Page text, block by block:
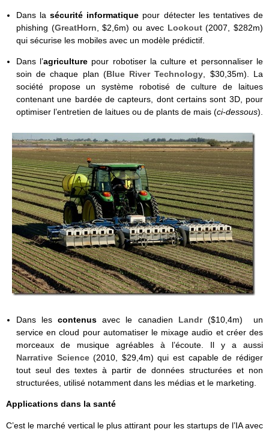
Dans lasécurité informatique pour détecter les tentatives de
phishing (GreatHorn , $2,6m) ou avec Lookout(2007, $282m)
qui sécurise les mobiles avec un modèle prédictif.
Dans l’agriculture pour robotiser la culture et personnaliser le
soin de chaque plan (Blue River Technology, $30,35m). La
société propose un système robotisé de culture de laitues
contenant une bardée de capteurs, dont certains sont 3D, pour
optimiser l’entretien de laitues ou de plants de mais (ci-dessous).
Dans lescontenus avec le canadien Landr($10,4m) un
service en cloud pour automatiser le mixage audio et créer des
morceaux de musique agréables à l’écoute. Il y a aussi
Narrative Science(2010, $29,4m) qui est capable de rédiger
tout seul des textes à partir de données structurées et non
structurées, utilisé notamment dans les médias et le marketing.
Applications dans la santé
C’est le marché vertical le plus attirant pour les startups de l’IA avec